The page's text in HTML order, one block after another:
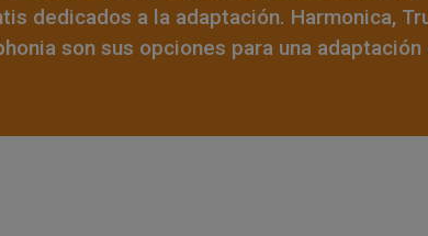
dedicados a la adaptación. Harmonica,
son sus opciones para una